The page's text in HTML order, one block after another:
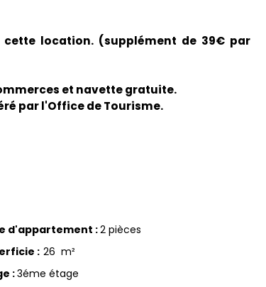
location. (supplément de 39€ par
et navette gratuite.
par l'Office de Tourisme.
d'appartement :2 pièces
: 26 m²
:3éme étage